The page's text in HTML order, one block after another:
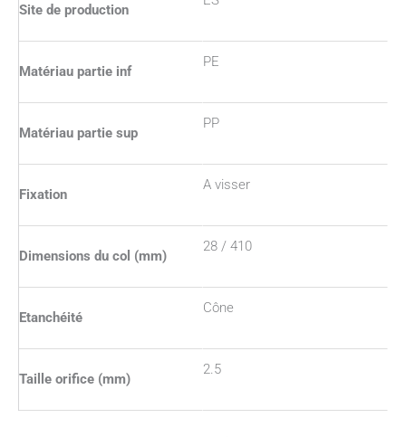
Site de production
Matériau partie inf
PE
Matériau partie sup
PP
Fixation
A visser
Dimensions du col (mm)
28 / 410
Etanchéité
Cône
Taille orifice (mm)
2.5